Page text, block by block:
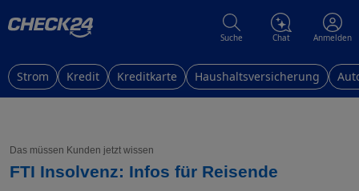
Suche Chat Anmelden
Strom Kredit Kreditkarte Haushaltsversicherung
Das müssen Kunden jetzt wissen
FTI Insolvenz: Infos für Reisende